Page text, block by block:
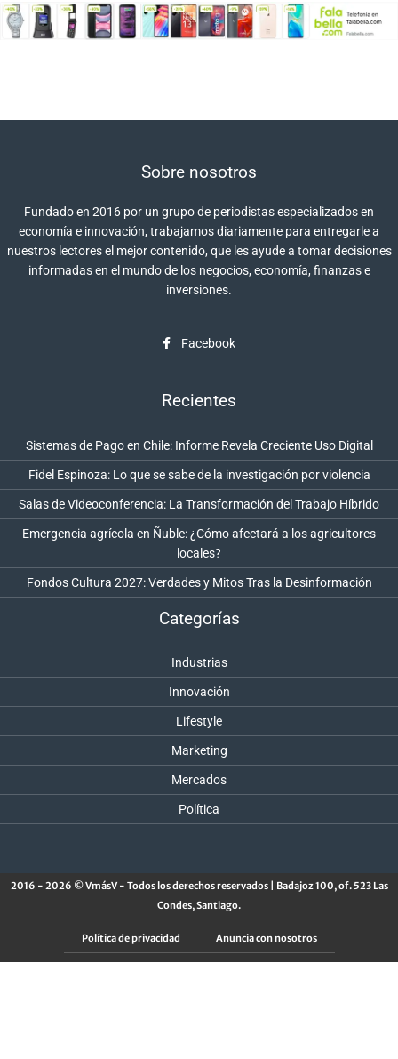
Sobre nosotros
Fundado en 2016 por un grupo de periodistas especializados en
economía e innovación, trabajamos diariamente para entregarle a
nuestros lectores el mejor contenido, que les ayude a tomar decisiones
informadas en el mundo de los negocios, economía, finanzas e
inversiones.
Facebook
Recientes
Sistemas de Pago en Chile: Informe Revela Creciente Uso Digital
Fidel Espinoza: Lo que se sabe de la investigación por violencia
Salas de Videoconferencia: La Transformación del Trabajo Híbrido
Emergencia agrícola en Ñuble: ¿Cómo afectará a los agricultores
locales?
Fondos Cultura 2027: Verdades y Mitos Tras la Desinformación
Categorías
Industrias
Innovación
Lifestyle
Marketing
Mercados
Política
2016 - 2026 © VmásV - Todos los derechos reservados | Badajoz 100, of. 523 Las
Condes, Santiago.
Política de privacidad Anuncia con nosotros